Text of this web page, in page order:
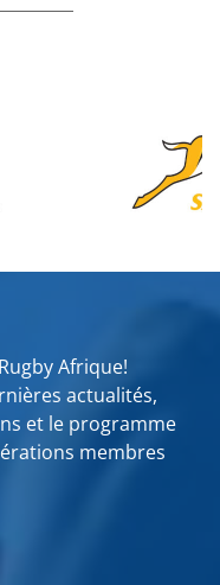
Afrique!
actualités,
et le programme
membres